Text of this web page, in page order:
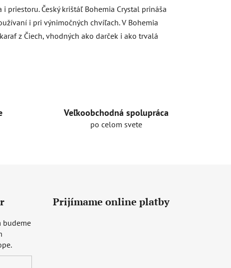
Český krištáľ Bohemia Crystal prináša
i pri výnimočných chvíľach. V Bohemia
z Čiech, vhodných ako darček i ako trvalá
Veľkoobchodná spolupráca
po celom svete
budeme
Prijímame online platby